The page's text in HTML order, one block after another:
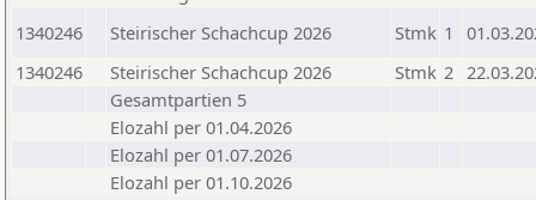
1340246 Steirischer Schachcup 2026 Stmk 1
1340246
Steirischer Schachcup 2026 Stmk 2
Gesamtpartien 5
Elozahl per 01.04.2026
Elozahl per 01.07.2026
Elozahl per 01.10.2026